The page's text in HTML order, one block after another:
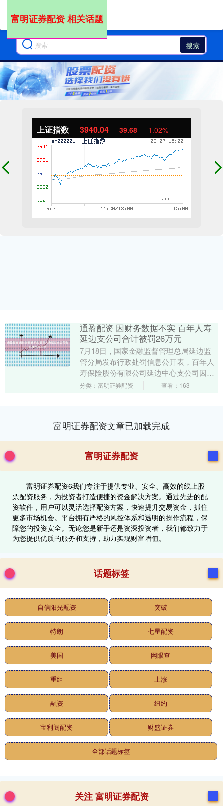
搜索
上证指数 3940.04 39.68 1.02%
富明证券配资 相关话题
通盈配资 因财务数据不实 百年人寿
延边支公司合计被罚26万元
7月18日，国家金融监督管理总局延边监
管分局发布行政处罚信息公开表，百年人
寿保险股份有限公司延边中心支公司因财
务数据不真实总计被罚款26万元人民币，
分类：富明证券配资 查看：163
富明证券配资文章已加载完成
富明证券配资
富明证券配资6我们专注于提供专业、安全、高效的线上股
票配资服务，为投资者打造便捷的资金解决方案。通过先进的配
资软件，用户可以灵活选择配资方案，快速提升交易资金，抓住
更多市场机会。平台拥有严格的风控体系和透明的操作流程，保
障您的投资安全。无论您是新手还是资深投资者，我们都致力于
为您提供优质的服务和支持，助力实现财富增值。
话题标签
自信阳光配资 突破
特朗 七星配资
美国 网眼查
重组 上涨
融资 纽约
宝利阁配资 财盛证券
全部话题标签
关注 富明证券配资